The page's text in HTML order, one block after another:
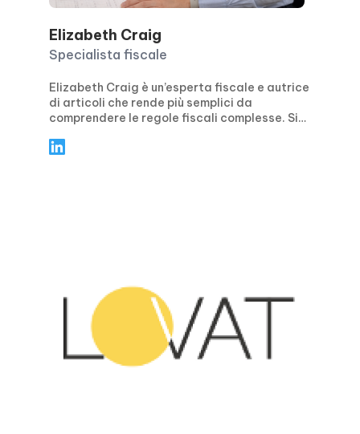
Elizabeth Craig
Specialista fiscale
Elizabeth Craig è un’esperta fiscale e autrice
di articoli che rende più semplici da
comprendere le regole fiscali complesse. Si
per privati e aziende, trattando temi come la